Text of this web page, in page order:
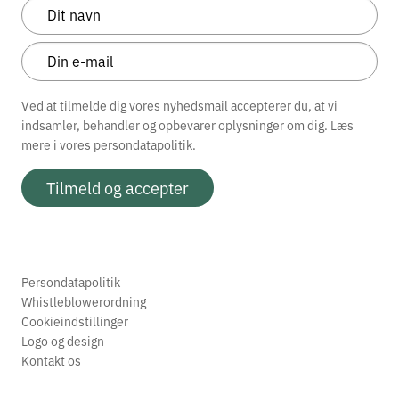
Ved at tilmelde dig vores nyhedsmail accepterer du, at vi
indsamler, behandler og opbevarer oplysninger om dig. Læs
mere i vores persondatapolitik.
Tilmeld og accepter
Persondatapolitik
Whistleblowerordning
Cookieindstillinger
Logo og design
Kontakt os